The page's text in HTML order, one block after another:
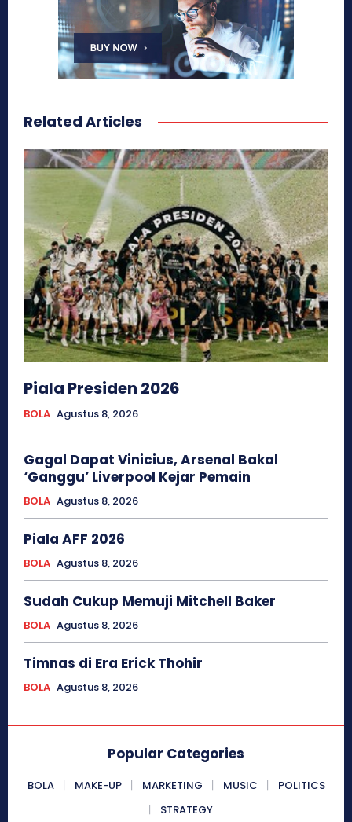
Related Articles
Piala Presiden 2026
BOLA Agustus 8, 2026
Gagal Dapat Vinicius, Arsenal Bakal
‘Ganggu’ Liverpool Kejar Pemain
BOLA Agustus 8, 2026
Piala AFF 2026
BOLA Agustus 8, 2026
Sudah Cukup Memuji Mitchell Baker
BOLA Agustus 8, 2026
Timnas di Era Erick Thohir
BOLA Agustus 8, 2026
Popular Categories
BOLA MAKE-UP MARKETING MUSIC
POLITICS
STRATEGY